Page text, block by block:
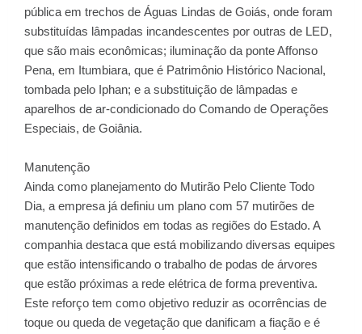
pública em trechos de Águas Lindas de Goiás, onde foram
substituídas lâmpadas incandescentes por outras de LED,
que são mais econômicas; iluminação da ponte Affonso
Pena, em Itumbiara, que é Patrimônio Histórico Nacional,
tombada pelo Iphan; e a substituição de lâmpadas e
aparelhos de ar-condicionado do Comando de Operações
Especiais, de Goiânia.
Manutenção
Ainda como planejamento do Mutirão Pelo Cliente Todo
Dia, a empresa já definiu um plano com 57 mutirões de
manutenção definidos em todas as regiões do Estado. A
companhia destaca que está mobilizando diversas equipes
que estão intensificando o trabalho de podas de árvores
que estão próximas a rede elétrica de forma preventiva.
Este reforço tem como objetivo reduzir as ocorrências de
toque ou queda de vegetação que danificam a fiação e é